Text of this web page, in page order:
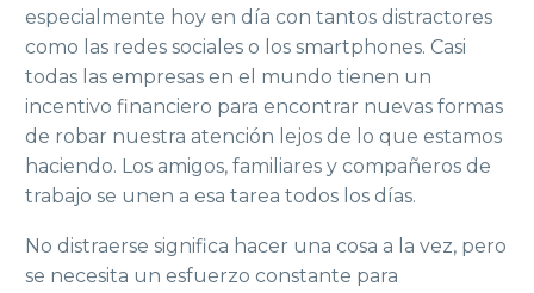
especialmente hoy en día con tantos distractores
como las redes sociales o los smartphones. Casi
todas las empresas en el mundo tienen un
incentivo financiero para encontrar nuevas formas
de robar nuestra atención lejos de lo que estamos
haciendo. Los amigos, familiares y compañeros de
trabajo se unen a esa tarea todos los días.
No distraerse significa hacer una cosa a la vez, pero
se necesita un esfuerzo constante para